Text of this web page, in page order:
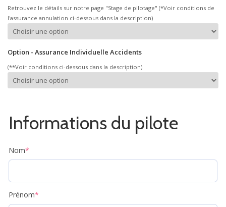
Retrouvez le détails sur notre page "Stage de pilotage" (*Voir conditions de
l'assurance annulation ci-dessous dans la description)
Option - Assurance Individuelle Accidents
(**Voir conditions ci-dessous dans la description)
Informations du pilote
Nom*
Prénom*